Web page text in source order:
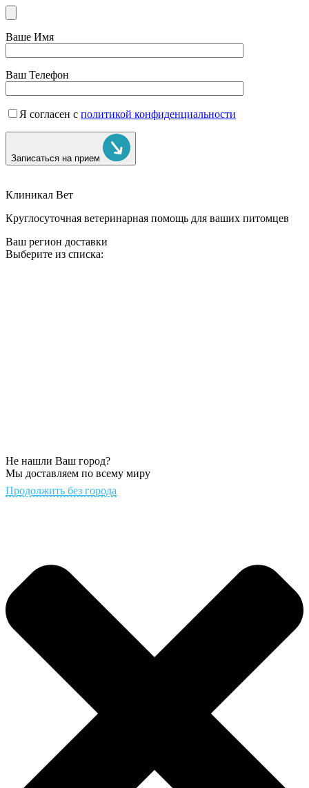
Ваше Имя
Ваш Телефон
Я согласен с политикой конфиденциальности
Записаться на прием
Клиникал Вет
Круглосуточная ветеринарная помощь для ваших питомцев
Ваш регион доставки
Выберите из списка:
Не нашли Ваш город?
Мы доставляем по всему миру
Продолжить без города